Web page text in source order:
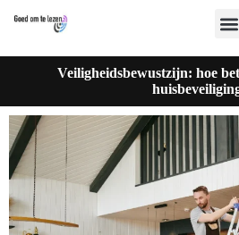
Veiligheidsbewustzijn: hoe